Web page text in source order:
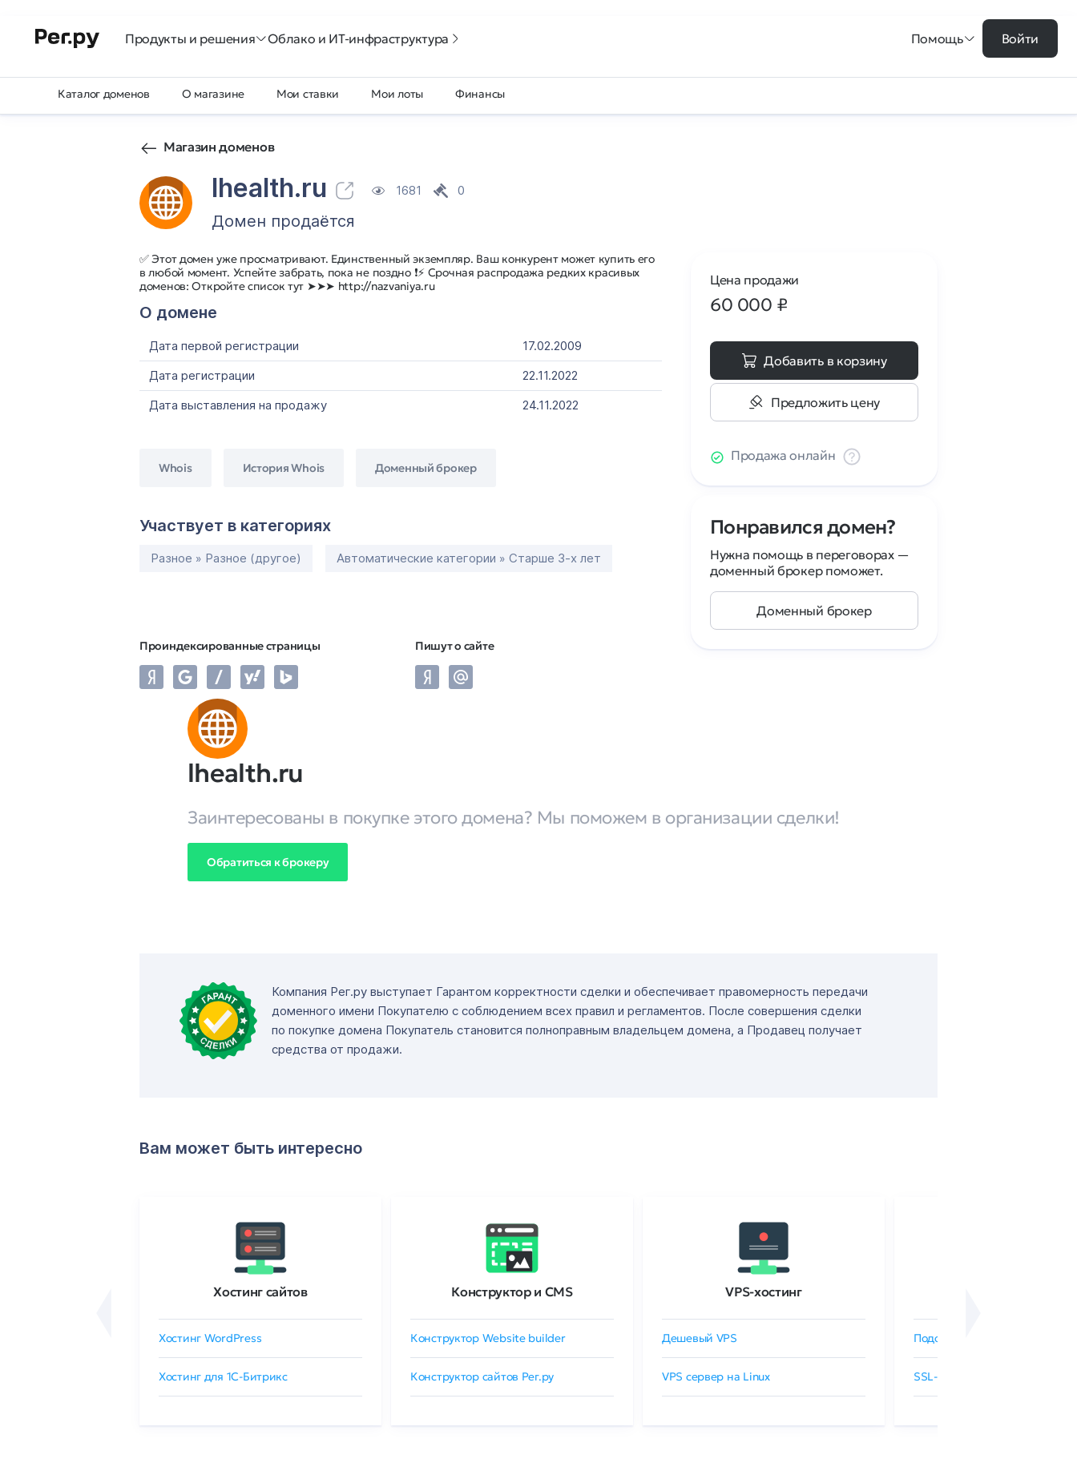
Продукты и решения Облако и ИТ-инфраструктура Помощь Войти
Каталог доменов О магазине Мои ставки Мои лоты Финансы
Магазин доменов
lhealth.ru 1681 0
Домен продаётся
✅ Этот домен уже просматривают. Единственный экземпляр. Ваш конкурент может купить его
в любой момент. Успейте забрать, пока не поздно ❗⚡ Срочная распродажа редких красивых
доменов: Откройте список тут ➤➤➤ http://nazvaniya.ru
О домене
Дата первой регистрации
17.02.2009
Дата регистрации
22.11.2022
Дата выставления на продажу
24.11.2022
Whois История Whois Доменный брокер
Участвует в категориях
Разное » Разное (другое) Автоматические категории » Старше 3-х лет
Проиндексированные страницы Пишут о сайте
Цена продажи
60 000 ₽
Добавить в корзину
Предложить цену
Продажа онлайн
Понравился домен?
Нужна помощь в переговорах —
доменный брокер поможет.
Доменный брокер
lhealth.ru
Заинтересованы в покупке этого домена? Мы поможем в организации сделки!
Обратиться к брокеру
Компания Рег.ру выступает Гарантом корректности сделки и обеспечивает правомерность передачи
доменного имени Покупателю с соблюдением всех правил и регламентов. После совершения сделки
по покупке домена Покупатель становится полноправным владельцем домена, а Продавец получает
средства от продажи.
Вам может быть интересно
Хостинг сайтов
Хостинг WordPress
Хостинг для 1C-Битрикс
Конструктор и CMS
Конструктор Website builder
Конструктор сайтов Рег.ру
VPS-хостинг
Дешевый VPS
VPS сервер на Linux
Подобрать SSL-сертификат
SSL-сертификаты GlobalSign